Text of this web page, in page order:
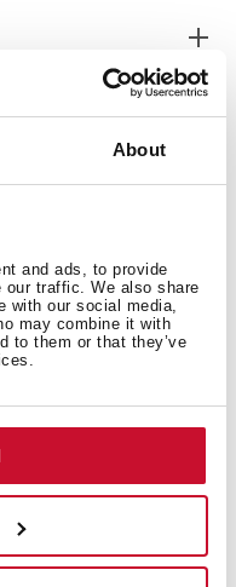
About
and ads, to provide
traffic. We also share
with our social media,
may combine it with
to them or that they’ve